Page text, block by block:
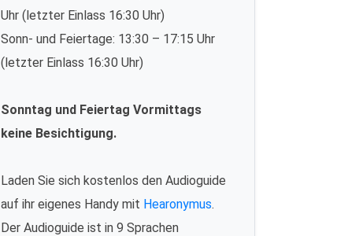
Uhr (letzter Einlass 16:30 Uhr)
Sonn- und Feiertage: 13:30 – 17:15 Uhr
(letzter Einlass 16:30 Uhr)
Sonntag und Feiertag Vormittags
keine Besichtigung.
Laden Sie sich kostenlos den Audioguide
auf ihr eigenes Handy mit Hearonymus.
Der Audioguide ist in 9 Sprachen